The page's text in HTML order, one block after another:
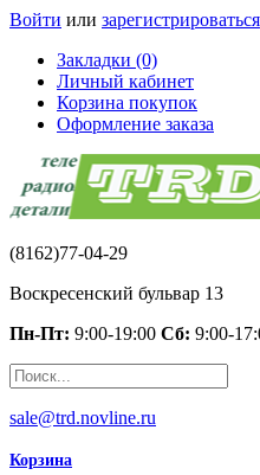
Войти или зарегистрироваться
Закладки (0)
Личный кабинет
Корзина покупок
Оформление заказа
(8162)77-04-29
Воскресенский бульвар 13
Пн-Пт: 9:00-19:00 Сб: 9:00-
sale@trd.novline.ru
Корзина